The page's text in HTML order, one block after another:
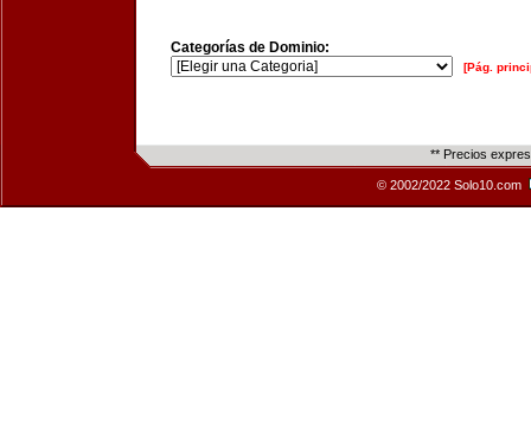
Categorías de Dominio:
[Pág.
** Precios
© 2002/2022 Solo10.com